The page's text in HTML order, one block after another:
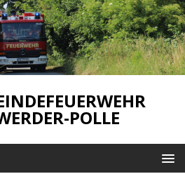
POLLE